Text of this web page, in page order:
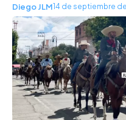
Diego JLM14 de septiembre